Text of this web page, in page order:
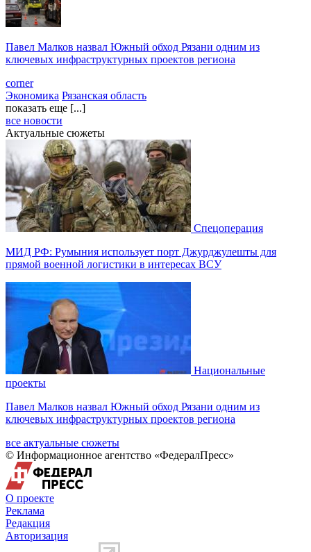
Павел Малков назвал Южный обход Рязани одним из
ключевых инфраструктурных проектов региона
corner
Экономика Рязанская область
показать еще [...]
все новости
Актуальные сюжеты
Спецоперация
МИД РФ: Румыния использует порт Джурджулешты для
прямой военной логистики в интересах ВСУ
Национальные
проекты
Павел Малков назвал Южный обход Рязани одним из
ключевых инфраструктурных проектов региона
все актуальные сюжеты
© Информационное агентство «ФедералПресс»
О проекте
Реклама
Редакция
Авторизация